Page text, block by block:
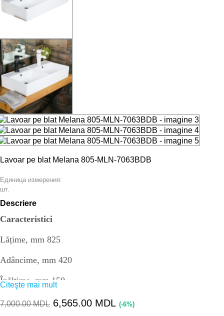
Lavoar pe blat Melana 805-MLN-7063BDB
Единица измерения:
шт.
Descriere
Caracteristici
Lățime, mm 825
Adâncime, mm 420
Înălțime, mm 150
Formă dreptunghiulară
Citeşte mai mult
7,000.00MDL 6,565.00 MDL (-6%)